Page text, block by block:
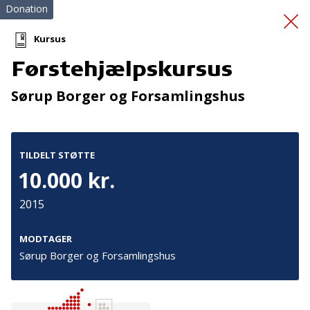
Vi lærer sammen i
Donation
Kursus
Førstehjælpskursus
Sørup Borger og Forsamlingshus
TILDELT STØTTE
10.000 kr.
2015
MODTAGER
Sørup Borger og Forsamlingshus
Tilmeld nyhedsbrev
De seneste nyheder om TrygFondens og TryghedsGruppens
aktiviteter direkte i din indbakke.